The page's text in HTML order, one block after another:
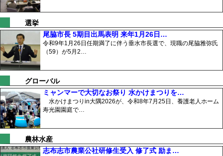
選挙
尾脇市長 5期目出馬表明 来年1月26日…
令和9年1月26日任期満了に伴う垂水市長選で、現職の尾脇雅弥氏
（59）が5月2…
グローバル
ミャンマーで大切なお祭り 水かけまつりを…
水かけまつりin大隅2026が、令和8年7月25日、養護老人ホーム
寿光園園庭で…
農林水産
志布志市農業公社研修生受入 修了式 励ま…